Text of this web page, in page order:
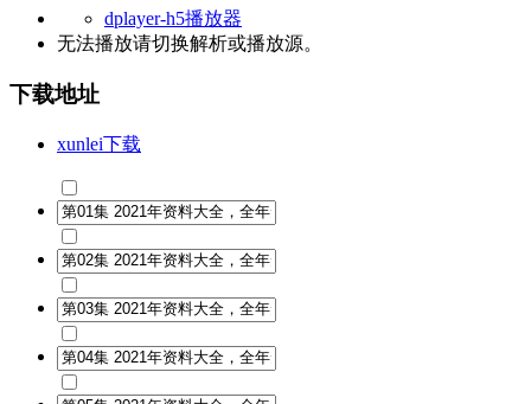
dplayer-h5播放器
无法播放请切换解析或播放源。
下载地址
xunlei下载